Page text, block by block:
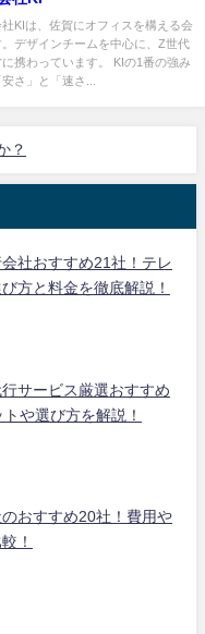
KIは、佐賀にオフィスを構える会
デザインチームを中心に、Z世代
に携わっています。 KIの1番の強み
さ」と「速さ...
？
社おすすめ21社！テレ
方と料金を徹底解説！
サービス厳選おすすめ
や選び方を解説！
おすすめ20社！費用や
！